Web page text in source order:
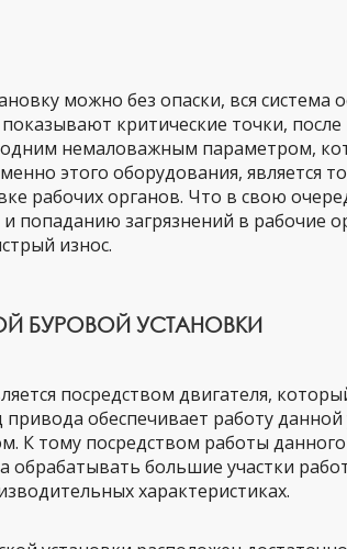
можно без опаски, вся система
критические точки,
одним немаловажным параметром,
этого оборудования, является
рабочих органов. Что в свою
попаданию загрязнений в рабочие
износ.
БУРОВОЙ УСТАНОВКИ
посредством двигателя,
обеспечивает работу данной
К тому посредством работы
обрабатывать большие участки
характеристиках.